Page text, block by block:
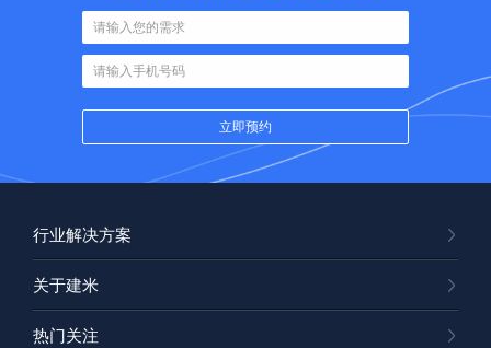
行业解决方案
关于建米
热门关注